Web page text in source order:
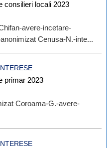
consilieri locali 2023
avere-incetare-
Cenusa-N.-inte...
primar 2023
Coroama-G.-avere-